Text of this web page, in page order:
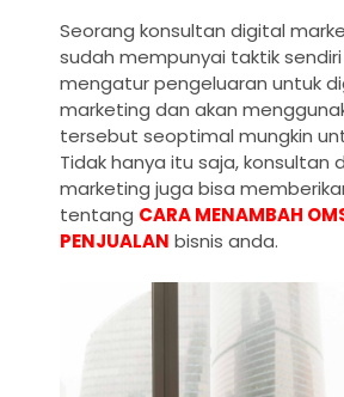
Seorang konsultan digital
sudah mempunyai taktik
mengatur pengeluaran untuk
marketing dan akan
tersebut seoptimal mungkin
Tidak hanya itu saja, konsultan
marketing juga bisa
tentang CARA MENAMBAH
PENJUALAN bisnis anda.